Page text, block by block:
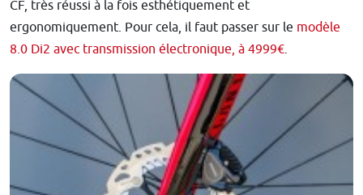
CF, très réussi à la fois esthétiquement et
ergonomiquement. Pour cela, il faut passer sur le modèle
8.0 Di2 avec transmission électronique, à 4999€.